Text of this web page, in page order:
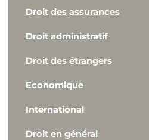
Droit des assurances
Droit administratif
Droit des étrangers
Economique
International
Droit en général